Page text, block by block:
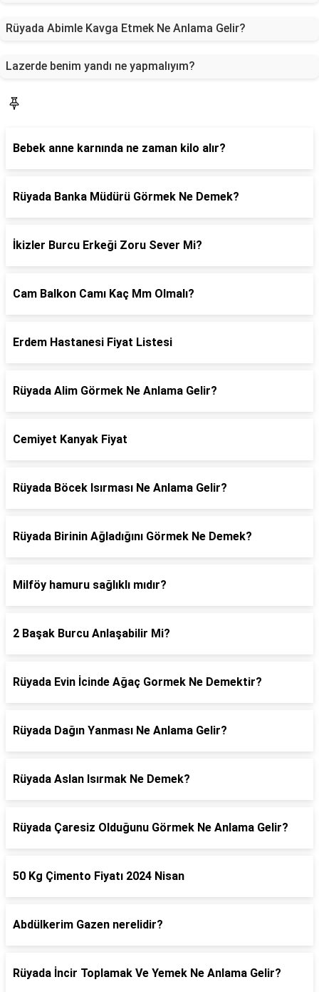
Rüyada Abimle Kavga Etmek Ne Anlama Gelir?
Lazerde benim yandı ne yapmalıyım?
Bebek anne karnında ne zaman kilo alır?
Rüyada Banka Müdürü Görmek Ne Demek?
İkizler Burcu Erkeği Zoru Sever Mi?
Cam Balkon Camı Kaç Mm Olmalı?
Erdem Hastanesi Fiyat Listesi
Rüyada Alim Görmek Ne Anlama Gelir?
Cemiyet Kanyak Fiyat
Rüyada Böcek Isırması Ne Anlama Gelir?
Rüyada Birinin Ağladığını Görmek Ne Demek?
Milföy hamuru sağlıklı mıdır?
2 Başak Burcu Anlaşabilir Mi?
Rüyada Evin İcinde Ağaç Gormek Ne Demektir?
Rüyada Dağın Yanması Ne Anlama Gelir?
Rüyada Aslan Isırmak Ne Demek?
Rüyada Çaresiz Olduğunu Görmek Ne Anlama Gelir?
50 Kg Çimento Fiyatı 2024 Nisan
Abdülkerim Gazen nerelidir?
Rüyada İncir Toplamak Ve Yemek Ne Anlama Gelir?